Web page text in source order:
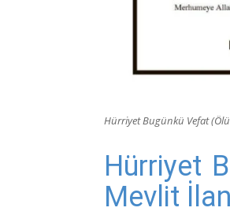
Hürriyet Bugünkü Vefat
Hürriyet
Mevlit